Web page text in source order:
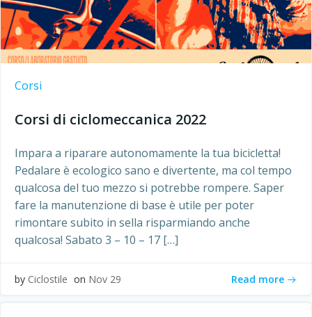
Corsi
Corsi di ciclomeccanica 2022
Impara a riparare autonomamente la tua bicicletta!
Pedalare è ecologico sano e divertente, ma col tempo
qualcosa del tuo mezzo si potrebbe rompere. Saper
fare la manutenzione di base è utile per poter
rimontare subito in sella risparmiando anche
qualcosa! Sabato 3 – 10 – 17 […]
by Ciclostile on Nov 29 Read more